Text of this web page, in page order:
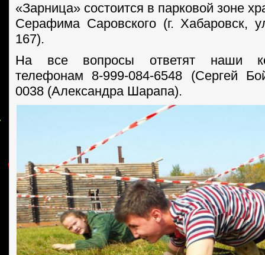
«Зарница» состоится в парковой зоне
Серафима Саровского (г. Хабаровск,
167).
На все вопросы ответят наши
телефонам 8-999-084-6548 (Сергей
0038 (Александра Шарапа).